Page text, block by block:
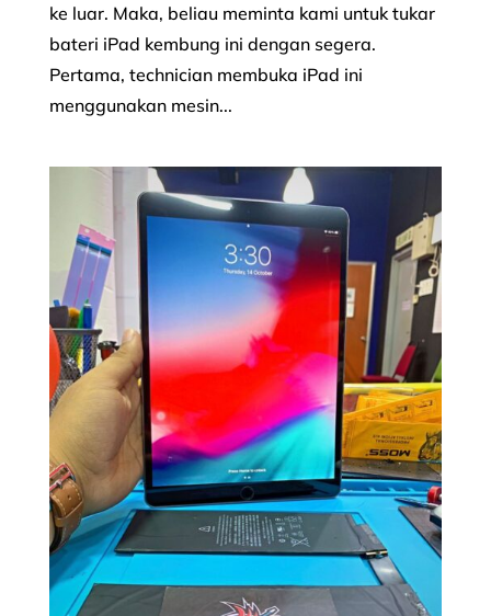
ke luar. Maka, beliau meminta kami untuk tukar
bateri iPad kembung ini dengan segera.
Pertama, technician membuka iPad ini
menggunakan mesin...